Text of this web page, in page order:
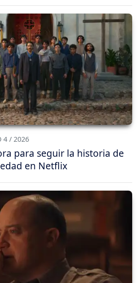
4 / 2026
para seguir la historia de
en Netflix